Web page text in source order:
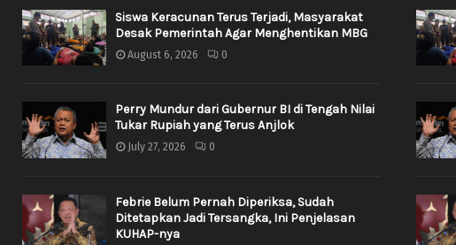
Siswa Keracunan Terus Terjadi, Masyarakat
Desak Pemerintah Agar Menghentikan MBG
August 6, 2026 0
Perry Mundur dari Gubernur BI di Tengah Nilai
Tukar Rupiah yang Terus Anjlok
July 27, 2026 0
Febrie Belum Pernah Diperiksa, Sudah
Ditetapkan Jadi Tersangka, Ini Penjelasan
KUHAP-nya